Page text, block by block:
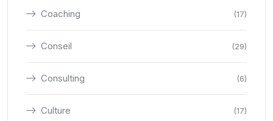
Coaching (17)
Conseil (29)
Consulting (6)
Culture (17)